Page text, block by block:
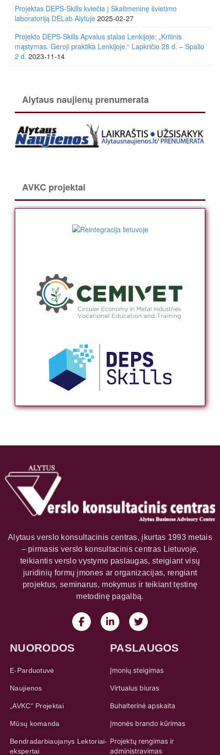
Projektas DEPS-Skills kviečia į Skaitmeninę švietimo
laboratoriją DELab Alytuje 2025-02-27
Projekto DEPS-Skills Apvalus stalas Lenkijoje: „Kritinis
mąstymas. Geroji praktika Lenkijoje.“ Lapkričio 28 d. – Spalio
2 d. 2023-11-14
Alytaus naujienų prenumerata
AVKC projektai
Alytaus verslo konsultacinis centras, įkurtas 1993 metais
– pirmasis verslo konsultacinis centras Lietuvoje,
teikiantis verslo vystymo paslaugas, steigiant visų
juridinių formų įmones ar organizacijas, rengiant
projektus, seminarus, mokymus ir teikiant tęstinę
metodinę pagalbą.
NUORODOS
E-Parduotuvė
Naujienos
„AVKC“ Projektai
Mūsų komanda
Bendradarbiaujanys Lektoriai-
ekspertai
PASLAUGOS
Įmonių steigimas
Virtualus biuras
Buhalterinė apskaita
Įmonės brando kūrimas
Projektų rengimas ir
administravimas